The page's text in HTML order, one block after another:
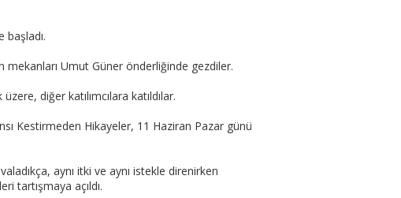
başladı.
mekanları Umut Güner önderliğinde gezdiler.
diğer katılımcılara katıldılar.
Kestirmeden Hikayeler, 11 Haziran Pazar günü
aynı itki ve aynı istekle direnirken
tartışmaya açıldı.